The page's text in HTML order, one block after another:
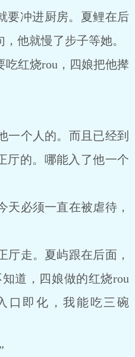
要冲进厨房。夏鲤在后
他就慢了步子等她。
红烧rou，四娘把他撵
个人的。而且已经到
厅的。哪能入了他一个
必须一直在被虐待，
走。夏屿跟在后面，
道，四娘做的红烧rou
口即化，我能吃三碗